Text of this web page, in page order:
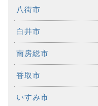
八街市
白井市
南房総市
香取市
いすみ市